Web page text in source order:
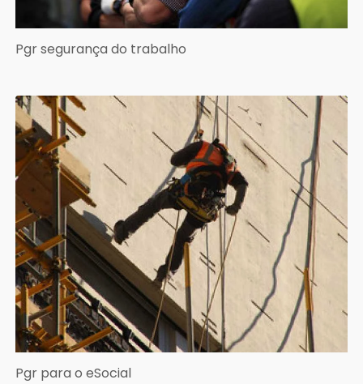
Pgr segurança do trabalho
Pgr para o eSocial